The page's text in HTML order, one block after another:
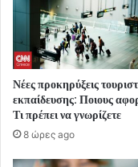
Νέες προκηρύξεις
εκπαίδευσης: Ποιους
Τι πρέπει να γνωρίζετε
8 ώρες ago